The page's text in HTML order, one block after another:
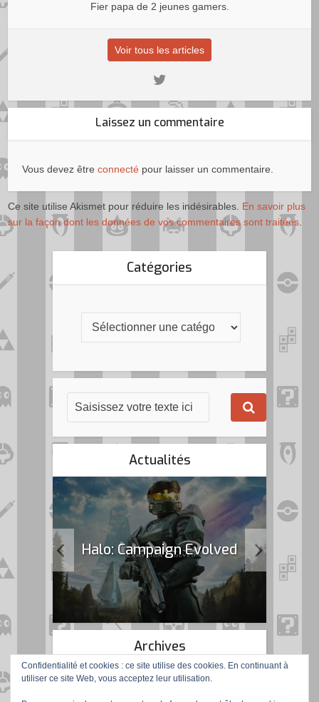
Fier papa de 2 jeunes gamers.
Voir tous les articles
Laissez un commentaire
Vous devez êtreconnecté pour laisser un commentaire.
Ce site utilise Akismet pour réduire les indésirables. En savoir plus
sur la façon dont les données de vos commentaires sont traitées.
Catégories
Actualités
Halo: Campaign Evolved
Archives
Confidentialité et cookies : ce site utilise des cookies. En continuant à
utiliser ce site Web, vous acceptez leur utilisation.